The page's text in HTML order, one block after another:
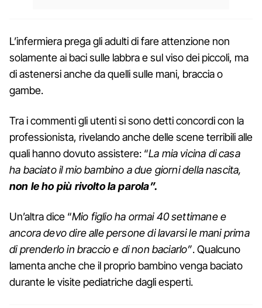
L’infermiera prega gli adulti di fare attenzione non
solamente ai baci sulle labbra e sul viso dei piccoli, ma
di astenersi anche da quelli sulle mani, braccia o
gambe.
Tra i commenti gli utenti si sono detti concordi con la
professionista, rivelando anche delle scene terribili alle
quali hanno dovuto assistere: “La mia vicina di casa
ha baciato il mio bambino a due giorni della nascita,
non le ho più rivolto la parola”.
Un’altra dice “Mio figlio ha ormai 40 settimane e
ancora devo dire alle persone di lavarsi le mani prima
di prenderlo in braccio e di non baciarlo”. Qualcuno
lamenta anche che il proprio bambino venga baciato
durante le visite pediatriche dagli esperti.